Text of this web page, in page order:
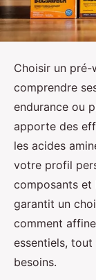
Choisir un
comprendre
endurance ou
apporte des
les acides
votre profil
composants et
garantit un
comment
essentiels,
besoins.